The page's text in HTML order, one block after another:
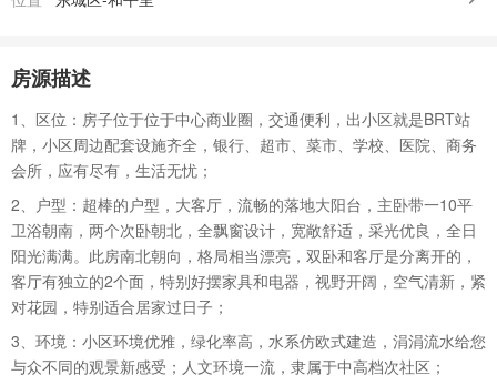
房源描述
1、区位：房子位于位于中心商业圈，交通便利，出小区就是BRT站
牌，小区周边配套设施齐全，银行、超市、菜市、学校、医院、商务
会所，应有尽有，生活无忧；
2、户型：超棒的户型，大客厅，流畅的落地大阳台，主卧带一10平
卫浴朝南，两个次卧朝北，全飘窗设计，宽敞舒适，采光优良，全日
阳光满满。此房南北朝向，格局相当漂亮，双卧和客厅是分离开的，
客厅有独立的2个面，特别好摆家具和电器，视野开阔，空气清新，紧
对花园，特别适合居家过日子；
3、环境：小区环境优雅，绿化率高，水系仿欧式建造，涓涓流水给您
与众不同的观景新感受；人文环境一流，隶属于中高档次社区；